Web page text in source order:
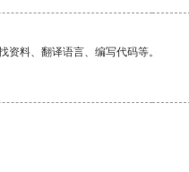
料、翻译语言、编写代码等。